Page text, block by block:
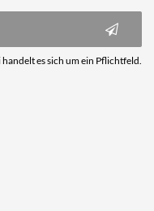
es sich um ein Pflichtfeld.